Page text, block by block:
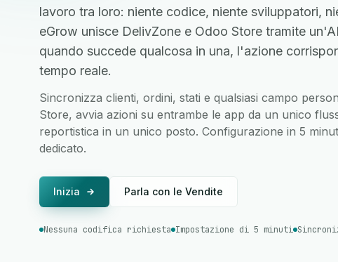
lavoro tra loro: niente codice, niente sviluppatori,
eGrow unisce DelivZone e Odoo Store tramite
quando succede qualcosa in una, l'azione
tempo reale.
Sincronizza clienti, ordini, stati e qualsiasi campo
Store, avvia azioni su entrambe le app da un unico
reportistica in un unico posto. Configurazione in 5
dedicato.
Inizia Parla con le Vendite
Nessuna codifica richiesta Impostazione di 5 minuti